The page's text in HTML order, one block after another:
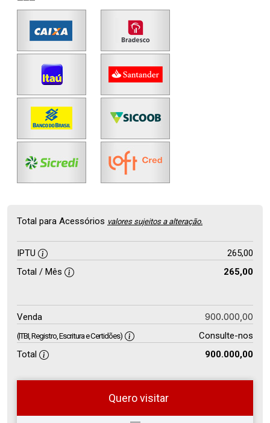
Total para Acessórios valores sujeitos a alteração.
IPTU
265,00
Total / Mês
265,00
Venda 900.000,00
(ITBI, Registro, Escritura e Certidões)
Consulte-nos
Total
900.000,00
Quero visitar
Qual o melhor dia e horário para